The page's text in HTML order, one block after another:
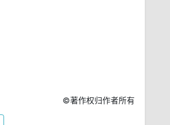
©著作权归作者所有